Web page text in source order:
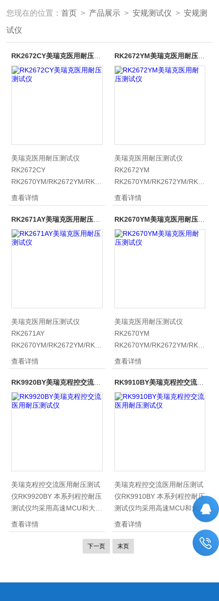
您现在的位置：首页 > 产品展示 >安规测试仪 >安规测
试仪
RK2672CY美瑞克医用耐压测试仪
美瑞克医用耐压测试仪
RK2672CY
RK2670YM/RK2672YM/RK2672CY
医用耐压测试仪具有常规耐压
侧仪所有的功能外，增加了电
弧（闪络）侦测功能，通过外
接示波器，可以直观、准确、
快速、可靠的检测到被测电气
查看详情
RK2672YM美瑞克医用耐压测试仪
美瑞克医用耐压测试仪
RK2672YM
RK2670YM/RK2672YM/
医用耐压测试仪具有常规耐压
侧仪所有的功能外，增加了电
弧（闪络）侦测功能，通过外
接示波器，可以直观、准确、
快速、可靠的检测到被测电气
查看详情
美瑞克医用耐压测试仪
RK2671AY
RK2670YM/RK2672YM/RK2672CY
医用耐压测试仪具有常规耐压
侧仪所有的功能外，增加了电
弧（闪络）侦测功能，通过外
接示波器，可以直观、准确、
快速、可靠的检测到被测电气
查看详情
RK2670YM美瑞克医用耐压测试仪
美瑞克医用耐压测试仪
RK2670YM
RK2670YM/RK2672YM/
医用耐压测试仪具有常规耐压
侧仪所有的功能外，增加了电
弧（闪络）侦测功能，通过外
接示波器，可以直观、准确、
快速、可靠的检测到被测电气
查看详情
RK9920BY美瑞克程控交流医用耐压测试仪
美瑞克程控交流医用耐压测试
仪RK9920BY 本系列程控耐压
测试仪均采用高速MCU和大规
模数字电路设计的高性能的安
规测试仪，其输出电压的大
小、输出电压的上升、下降、
输出电压的频率由MCU控制，
查看详情
RK9910BY美瑞克程控交流医用耐压测试仪
美瑞克程控交流医用耐压测试
仪RK9910BY 本系列程控耐压
测试仪均采用高速MCU和大规
模数字电路设计的高性能的安
规测试仪，其输出电压的大
小、输出电压的上升、下降、
输出电压的频率由MCU控制，
查看详情
下一页 末页